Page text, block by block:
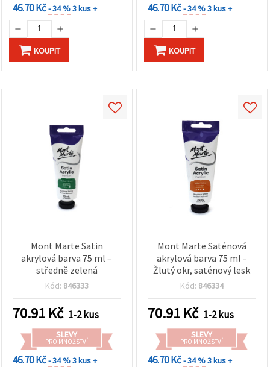
46.70 Kč- 34 %3 kus +
KOUPIT
46.70 Kč- 34 %3 kus +
KOUPIT
Mont Marte Satin
akrylová barva 75 ml –
středně zelená
Kód: 846333
70.91 Kč 1-2 kus
SLEVY
PRO MNOŽSTVÍ
46.70 Kč- 34 %3 kus +
Mont Marte Saténová
akrylová barva 75 ml -
Žlutý okr, saténový lesk
Kód: 846334
70.91 Kč 1-2 kus
SLEVY
PRO MNOŽSTVÍ
46.70 Kč- 34 %3 kus +